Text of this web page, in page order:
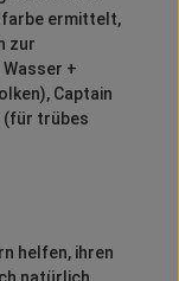
ermittelt,
zur
+
Captain
(für trübes
helfen, ihren